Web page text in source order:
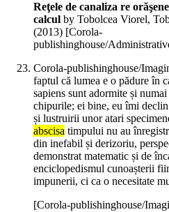
Reţele de canaliza re
calcul by Tobolcea Viorel,
(2013) [Corola-
publishinghouse/
Corola-publishinghouse/
faptul că lumea e o pădure în
sapiens sunt adormite și
chipurile; ei bine, eu îmi
și lustruirii unor atari
abscisa timpului nu au
din inefabil și derizoriu,
demonstrat matematic și de
enciclopedismul cunoașterii
impunerii, ci ca o necesitate
[Corola-publishinghouse/